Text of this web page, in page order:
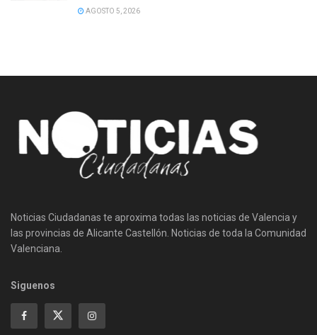
AGOSTO 5, 2026
Noticias Ciudadanas te aproxima todas las noticias de Valencia y
las provincias de Alicante Castellón. Noticias de toda la Comunidad
Valenciana.
Siguenos